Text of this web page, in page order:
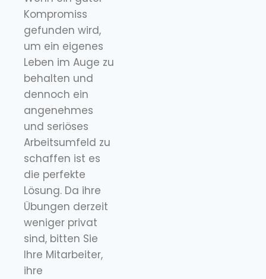
Kompromiss
gefunden wird,
um ein eigenes
Leben im Auge zu
behalten und
dennoch ein
angenehmes
und seriöses
Arbeitsumfeld zu
schaffen ist es
die perfekte
Lösung. Da ihre
Übungen derzeit
weniger privat
sind, bitten Sie
Ihre Mitarbeiter,
ihre